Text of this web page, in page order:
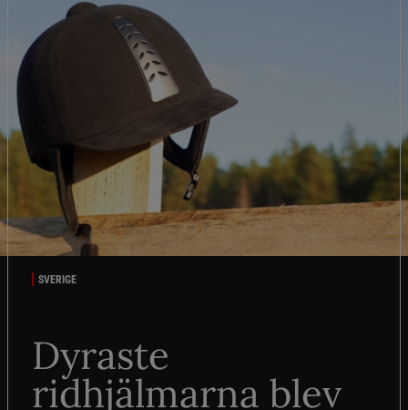
SVERIGE
Dyraste
ridhjälmarna blev